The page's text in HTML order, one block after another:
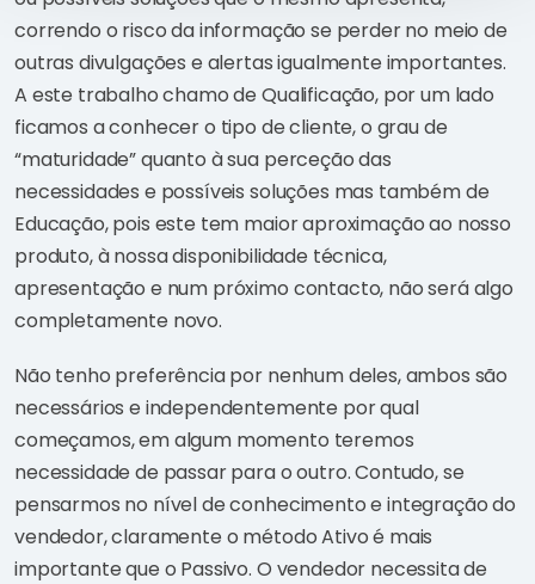
correndo o risco da informação se perder no meio de
outras divulgações e alertas igualmente importantes.
A este trabalho chamo de Qualificação, por um lado
ficamos a conhecer o tipo de cliente, o grau de
“maturidade” quanto à sua perceção das
necessidades e possíveis soluções mas também de
Educação, pois este tem maior aproximação ao nosso
produto, à nossa disponibilidade técnica,
apresentação e num próximo contacto, não será algo
completamente novo.
Não tenho preferência por nenhum deles, ambos são
necessários e independentemente por qual
começamos, em algum momento teremos
necessidade de passar para o outro. Contudo, se
pensarmos no nível de conhecimento e integração do
vendedor, claramente o método Ativo é mais
importante que o Passivo. O vendedor necessita de